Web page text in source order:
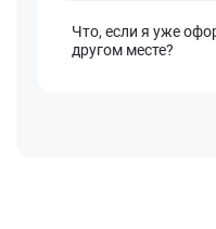
Что, если я уже
другом месте?